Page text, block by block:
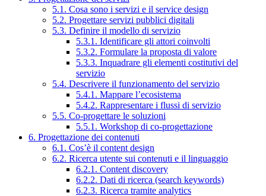
5.1. Cosa sono i servizi e il service design
5.2. Progettare servizi pubblici digitali
5.3. Definire il modello di servizio
5.3.1. Identificare gli attori coinvolti
5.3.2. Formulare la proposta di valore
5.3.3. Inquadrare gli elementi costitutivi del
servizio
5.4. Descrivere il funzionamento del servizio
5.4.1. Mappare l’ecosistema
5.4.2. Rappresentare i flussi di servizio
5.5. Co-progettare le soluzioni
5.5.1. Workshop di co-progettazione
6. Progettazione dei contenuti
6.1. Cos’è il content design
6.2. Ricerca utente sui contenuti e il linguaggio
6.2.1. Content discovery
6.2.2. Dati di ricerca (search keywords)
6.2.3. Ricerca tramite analytics